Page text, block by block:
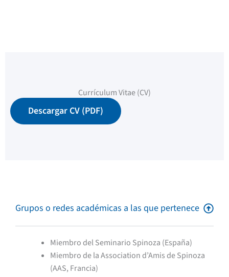
Currículum Vitae (CV)
Descargar CV (PDF)
Grupos o redes académicas a las que pertenece
Miembro del Seminario Spinoza (España)
Miembro de la Association d’Amis de Spinoza
(AAS, Francia)